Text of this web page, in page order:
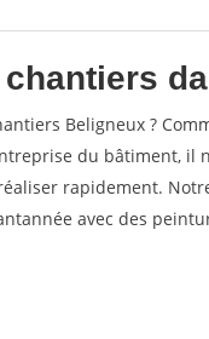
Beligneux ?
du bâtiment,
rapidement.
avec des